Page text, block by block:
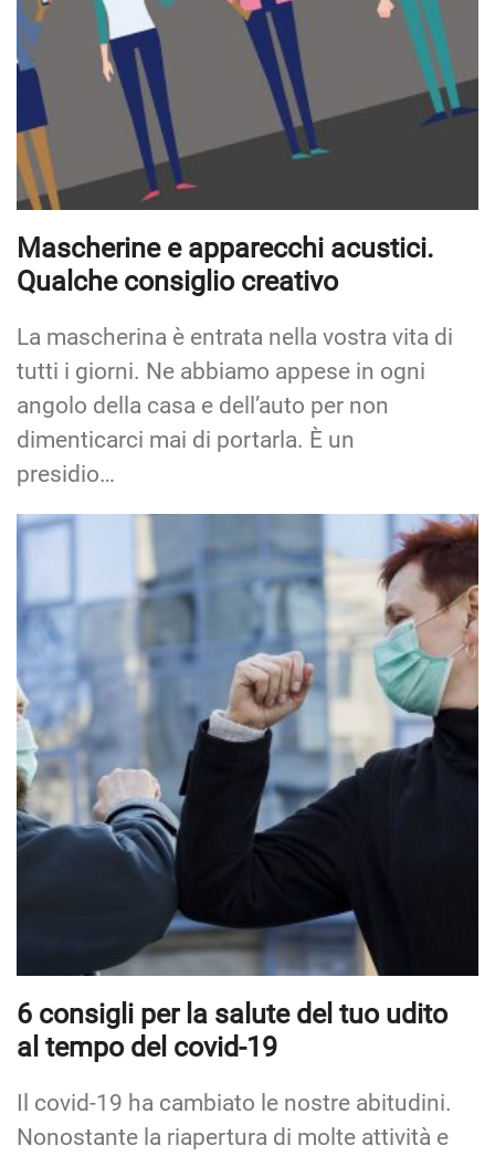
Mascherine e apparecchi acustici.
Qualche consiglio creativo
La mascherina è entrata nella vostra vita di
tutti i giorni. Ne abbiamo appese in ogni
angolo della casa e dell’auto per non
dimenticarci mai di portarla. È un
presidio…
6 consigli per la salute del tuo udito
al tempo del covid-19
Il covid-19 ha cambiato le nostre abitudini.
Nonostante la riapertura di molte attività e